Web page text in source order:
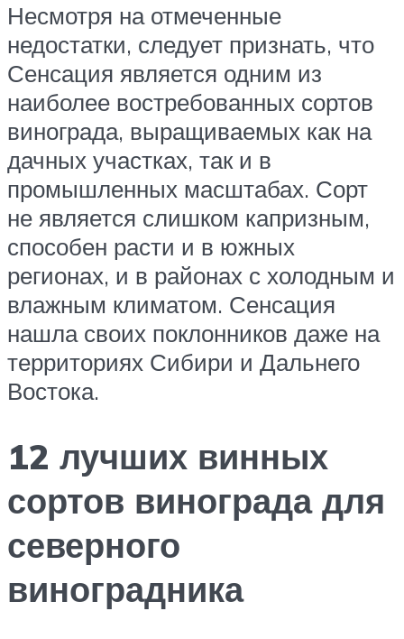
Несмотря на отмеченные
недостатки, следует признать, что
Сенсация является одним из
наиболее востребованных сортов
винограда, выращиваемых как на
дачных участках, так и в
промышленных масштабах. Сорт
не является слишком капризным,
способен расти и в южных
регионах, и в районах с холодным и
влажным климатом. Сенсация
нашла своих поклонников даже на
территориях Сибири и Дальнего
Востока.
12 лучших винных
сортов винограда для
северного
виноградника